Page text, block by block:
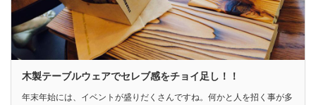
木製テーブルウェアでセレブ感をチョイ足し！！
年末年始には、イベントが盛りだくさんですね。何かと人を招く事が多